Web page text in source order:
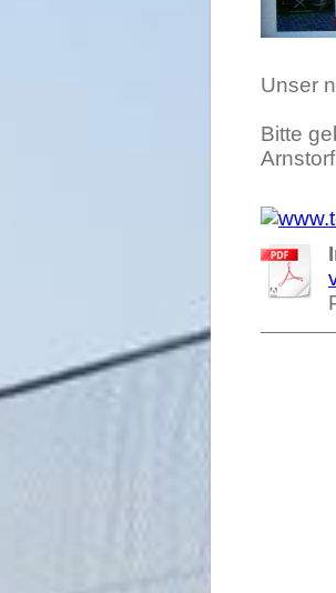
Unser
Bitte